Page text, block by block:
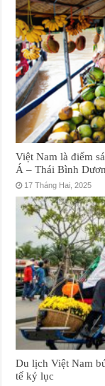
Việt Nam là điểm
Á – Thái Bình
17 Tháng Hai, 2025
Du lịch Việt Nam
tế kỷ lục